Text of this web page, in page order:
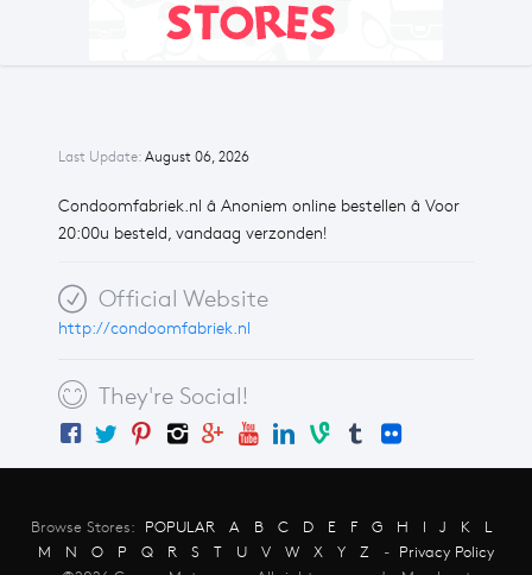
Last Update: August 06, 2026
Condoomfabriek.nl â Anoniem online bestellen â Voor
20:00u besteld, vandaag verzonden!
Official Website
http://condoomfabriek.nl
They're Social!
Browse Stores: POPULAR A B C D E F G H I J K
L
M
N O P Q R S T U V W X Y Z - Privacy Policy